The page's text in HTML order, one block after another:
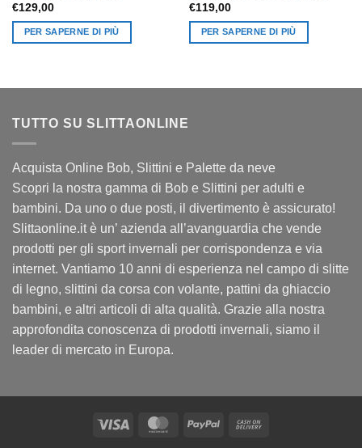
€129,00
PER SAPERNE DI PIÙ
€119,00
PER SAPERNE DI PIÙ
TUTTO SU SLITTAONLINE
Acquista Online Bob, Slittini e Palette da neve
Scopri la nostra gamma di Bob e Slittini per adulti e
bambini. Da uno o due posti, il divertimento è assicurato!
Slittaonline.it è un’ azienda all’avanguardia che vende
prodotti per gli sport invernali per corrispondenza e via
internet. Vantiamo 10 anni di esperienza nel campo di slitte
di legno, slittini da corsa con volante, pattini da ghiaccio
bambini, e altri articoli di alta qualità. Grazie alla nostra
approfondita conoscenza di prodotti invernali, siamo il
leader di mercato in Europa.
Visa MasterCardPayPal